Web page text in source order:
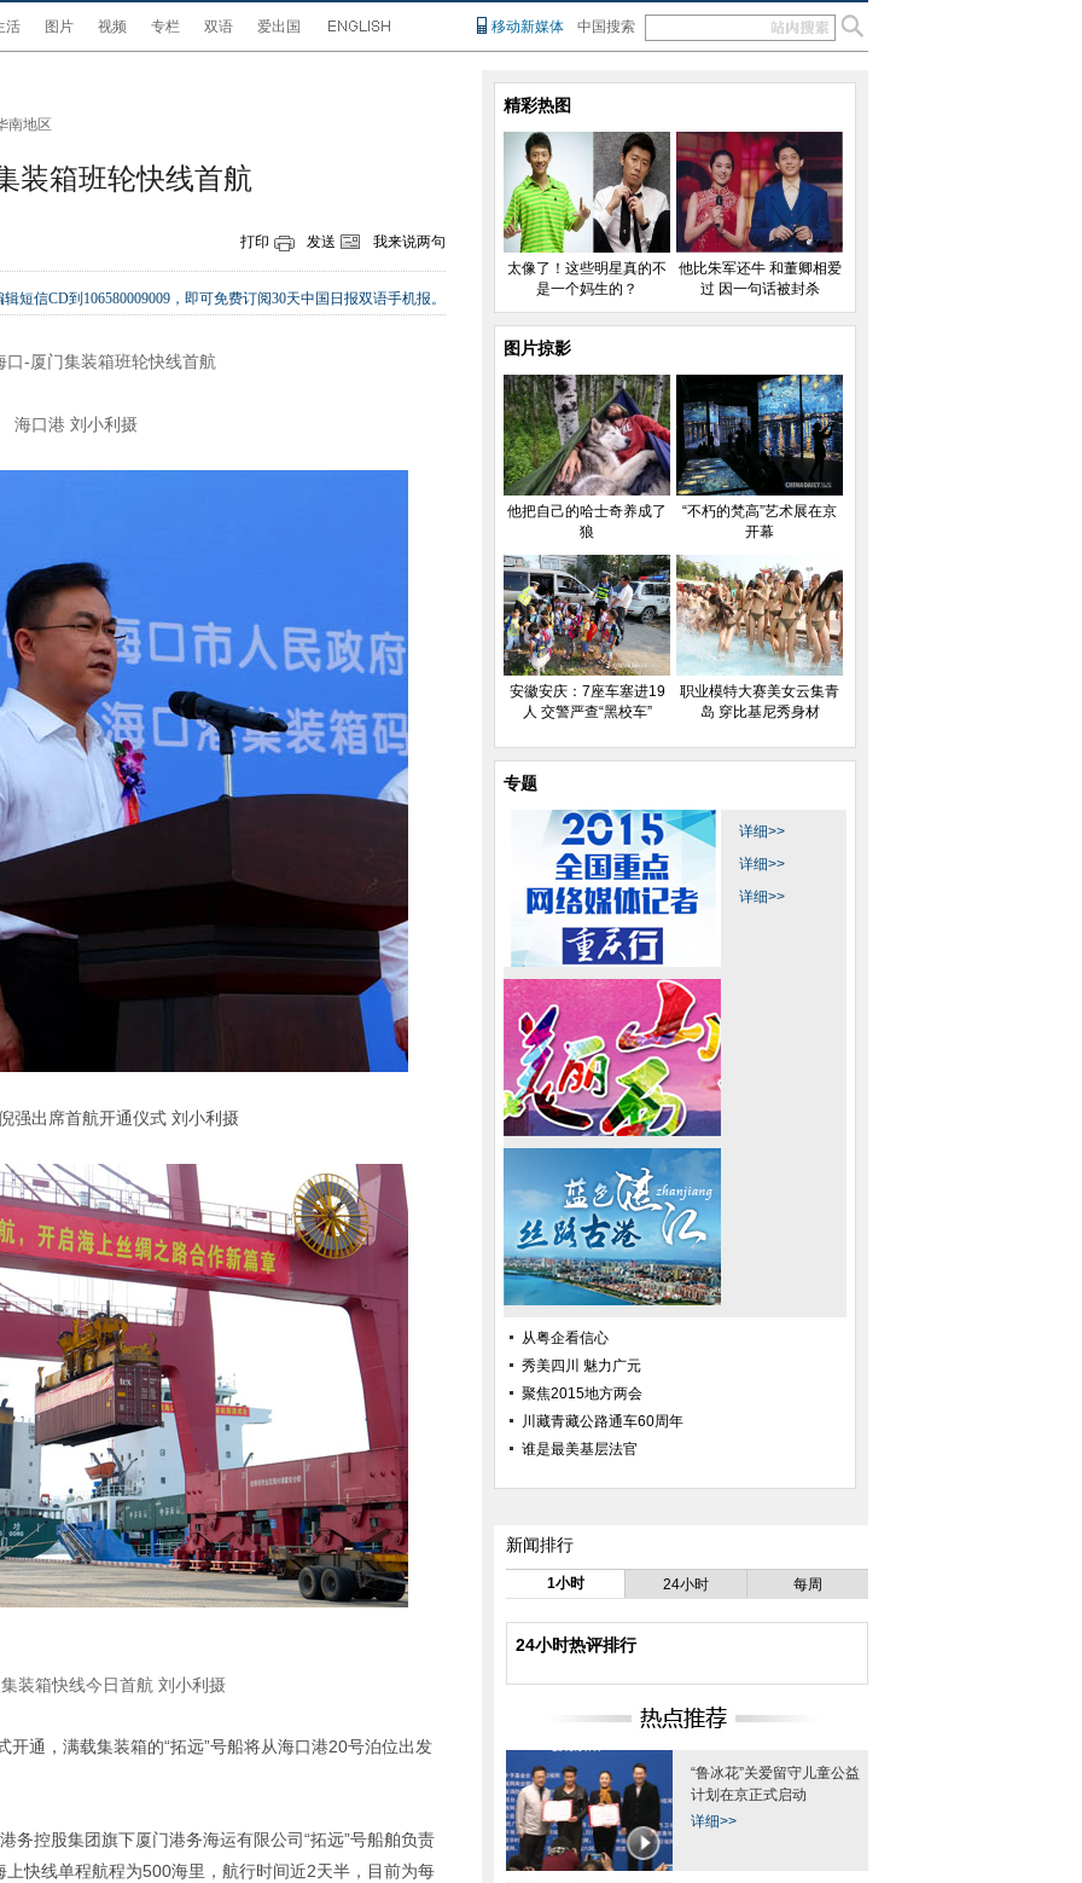
活 图片 视频 专栏 双语 爱出国 移动新媒体 中国搜索
南地区
装箱班轮快线首航
打印 发送 我来说两句
短信CD到106580009009，即可免费订阅30天中国日报双语手机报。
海口港 刘小利摄
强出席首航开通仪式 刘小利摄
装箱快线今日首航 刘小利摄
通，满载集装箱的“拓远”号船将从海口港20号泊位出发
务控股集团旗下厦门港务海运有限公司“拓远”号船舶负责
快线单程航程为500海里，航行时间近2天半，目前为每
精彩热图
太像了！这些明星真的不
是一个妈生的？
他比朱军还牛 和董卿相爱
过 因一句话被封杀
图片掠影
他把自己的哈士奇养成了
狼
“不朽的梵高”艺术展在京
开幕
安徽安庆：7座车塞进19
人 交警严查“黑校车”
职业模特大赛美女云集青
岛 穿比基尼秀身材
专题
详细>>
详细>>
详细>>
从粤企看信心
秀美四川 魅力广元
聚焦2015地方两会
川藏青藏公路通车60周年
谁是最美基层法官
新闻排行
1小时 24小时 每周
24小时热评排行
“鲁冰花”关爱留守儿童公益
计划在京正式启动
详细>>